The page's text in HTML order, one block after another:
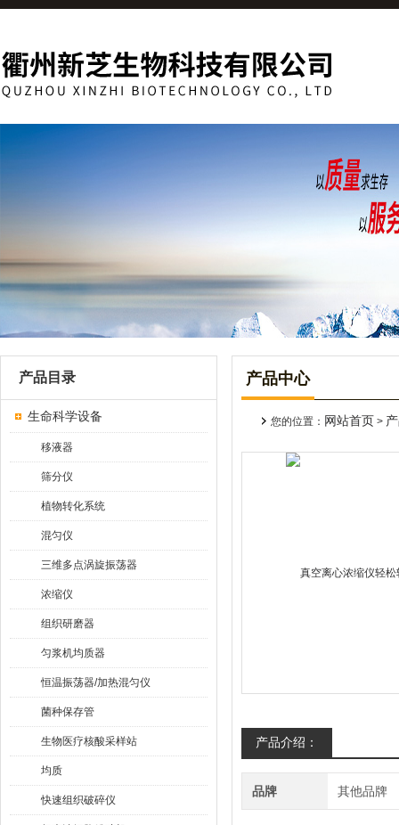
产品目录
生命科学设备
移液器
筛分仪
植物转化系统
混匀仪
三维多点涡旋振荡器
浓缩仪
组织研磨器
匀浆机均质器
恒温振荡器/加热混匀仪
菌种保存管
生物医疗核酸采样站
均质
快速组织破碎仪
产品中心
您的位置： 网站首页 >
产品介绍：
品牌 其他品牌